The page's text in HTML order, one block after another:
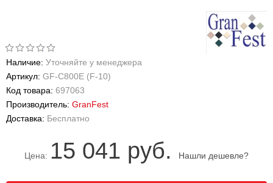
Наличие: Уточняйте у менеджера
Артикул: GF-C800E (F-10)
Код товара: 697063
Производитель: GranFest
Доставка: Бесплатно
Цена: 15 041 руб. Нашли дешевле?